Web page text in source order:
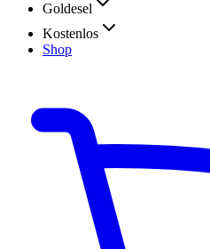
Goldesel
Kostenlos
Shop